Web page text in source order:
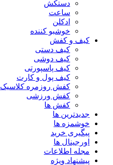
دستکش
ساعت
ادکلن
خوشبو کننده
کیف و کفش
کیف دستی
کیف دوشی
کیف پاسپورتی
کیف پول و کارت
کفش روزمره کلاسیک
کفش ورزشی
کفش ها
جدیدترین ها
خوشمزه ها
پیگیری خرید
اورجینال ها
مجله اطلاعات
پیشنهاد ویژه